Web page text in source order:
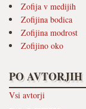
Zofija v medijih
Zofijina bodica
Zofijina modrost
Zofijino oko
PO AVTORJIH
Vsi avtorji